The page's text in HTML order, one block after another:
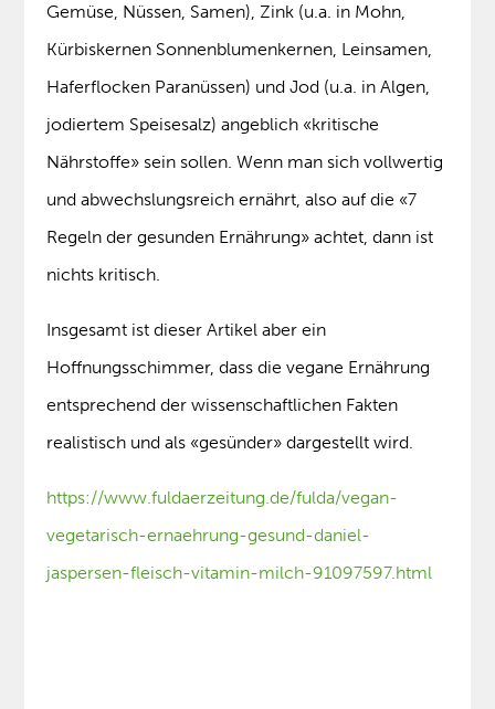
Gemüse, Nüssen, Samen), Zink (u.a. in Mohn,
Kürbiskernen Sonnenblumenkernen, Leinsamen,
Haferflocken Paranüssen) und Jod (u.a. in Algen,
jodiertem Speisesalz) angeblich «kritische
Nährstoffe» sein sollen. Wenn man sich vollwertig
und abwechslungsreich ernährt, also auf die «7
Regeln der gesunden Ernährung» achtet, dann ist
nichts kritisch.
Insgesamt ist dieser Artikel aber ein
Hoffnungsschimmer, dass die vegane Ernährung
entsprechend der wissenschaftlichen Fakten
realistisch und als «gesünder» dargestellt wird.
https://www.fuldaerzeitung.de/fulda/vegan-
vegetarisch-ernaehrung-gesund-daniel-
jaspersen-fleisch-vitamin-milch-91097597.html